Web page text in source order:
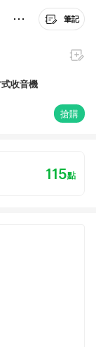
筆記
收音機
搶購
115點